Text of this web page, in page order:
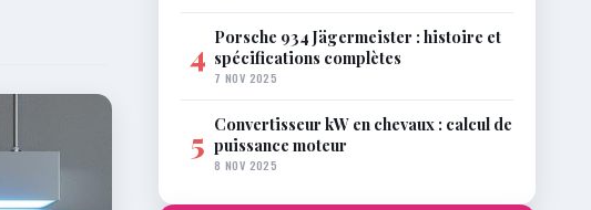
4 Porsche 934 Jägermeister : histoire et
spécifications complètes
7 NOV 2025
5 Convertisseur kW en chevaux : calcul de
puissance moteur
8 NOV 2025